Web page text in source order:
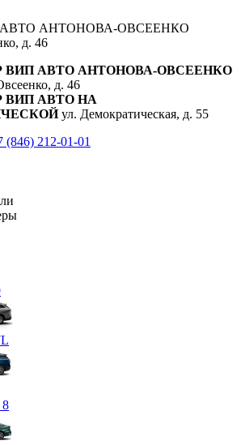
АНТОНОВА-ОВСЕЕНКО
д. 46
ВИП АВТО АНТОНОВА-ОВСЕЕНКО
д. 46
ВИП АВТО НА
ул. Демократическая, д. 55
(846) 212-01-01